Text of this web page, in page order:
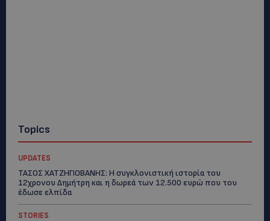
Topics
UPDATES
ΤΑΣΟΣ ΧΑΤΖΗΓΙΟΒΑΝΗΣ: Η συγκλονιστική ιστορία του
12χρονου Δημήτρη και η δωρεά των 12.500 ευρώ που του
έδωσε ελπίδα
STORIES